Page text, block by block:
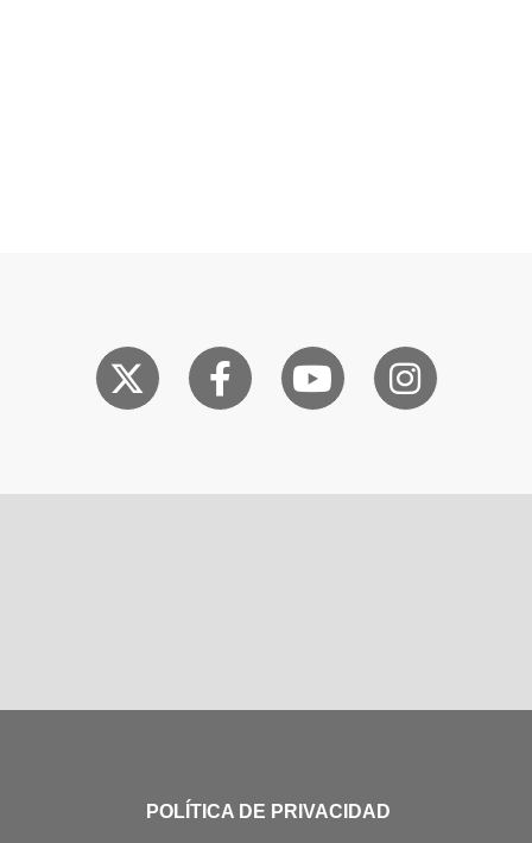
POLÍTICA DE PRIVACIDAD